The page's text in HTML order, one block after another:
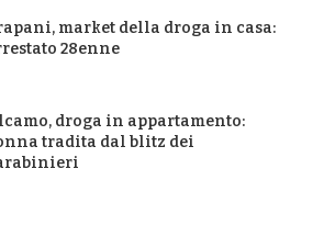
market della droga in casa:
28enne
droga in appartamento:
tradita dal blitz dei